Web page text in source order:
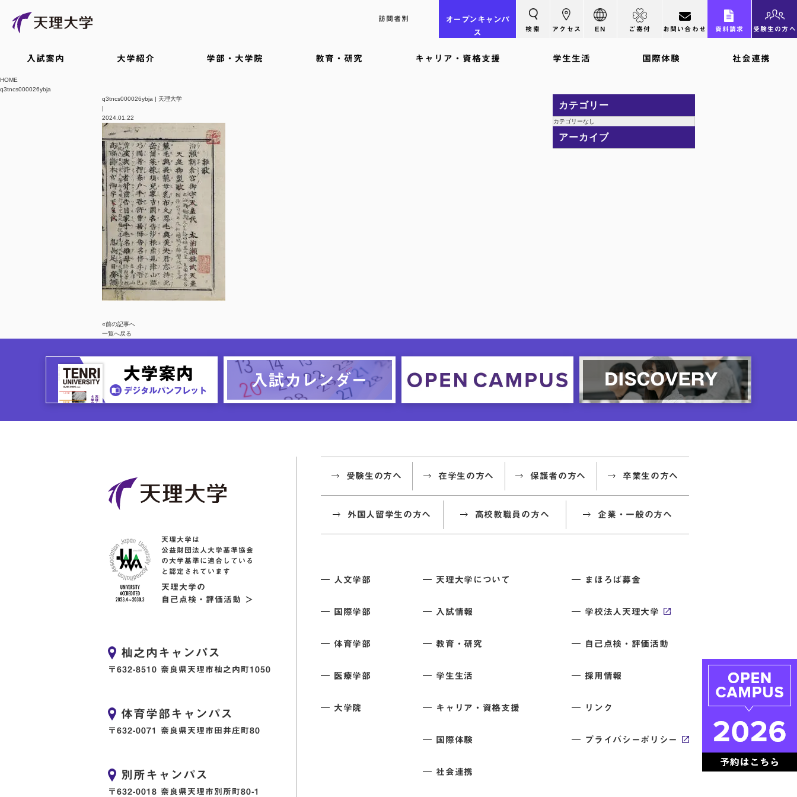
訪問者別 オープン キャンパ
ス
検索 アクセス EN ご寄付 お問い合わせ 資料請求 受験生の方へ
入試案内 大学紹介 学部・大学院 教育・研究 キャリア・資格支援 学生生活 国際体験 社会連携
HOME
q3tncs000026ybja
q3tncs000026ybja | 天理大学
|
2024.01.22
«前の記事へ
一覧へ戻る
カテゴリー
カテゴリーなし
アーカイブ
天理大学は
公益財団法人大学基準協会
の大学基準に適合している
と認定されています
天理大学の
自己点検・評価活動 ＞
杣之内キャンパス
〒632-8510 奈良県天理市杣之内町1050
体育学部キャンパス
〒632-0071 奈良県天理市田井庄町80
別所キャンパス
〒632-0018 奈良県天理市別所町80-1
受験生の方へ 在学生の方へ 保護者の方へ 卒業生の方へ
外国人留学生の方へ 高校教職員の方へ 企業・一般の方へ
人文学部
国際学部
体育学部
医療学部
大学院
天理大学について
入試情報
教育・研究
学生生活
キャリア・資格支援
国際体験
社会連携
まほろば募金
学校法人天理大学
自己点検・評価活動
採用情報
リンク
プライバシーポリシー